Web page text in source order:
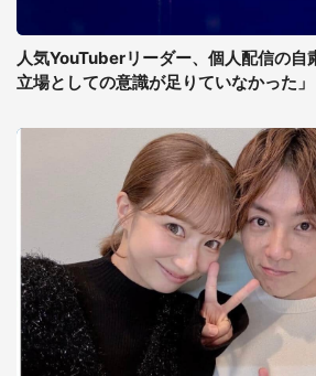
人気YouTuberリーダー、個人配信の自
立場としての意識が足りていなかった」